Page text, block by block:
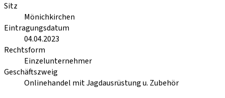
Sitz
Mönichkirchen
Eintragungsdatum
04.04.2023
Rechtsform
Einzelunternehmer
Geschäftszweig
Onlinehandel mit Jagdausrüstung u. Zubehör